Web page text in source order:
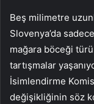
Beş milimetre
Slovenya’da
mağara böceği
tartışmalar
İsimlendirme
değişikliğinin söz